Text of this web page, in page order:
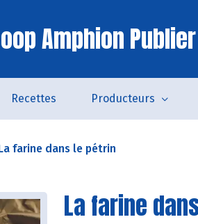
Amphion Publier
Recettes Producteurs
farine dans le pétrin
La farine